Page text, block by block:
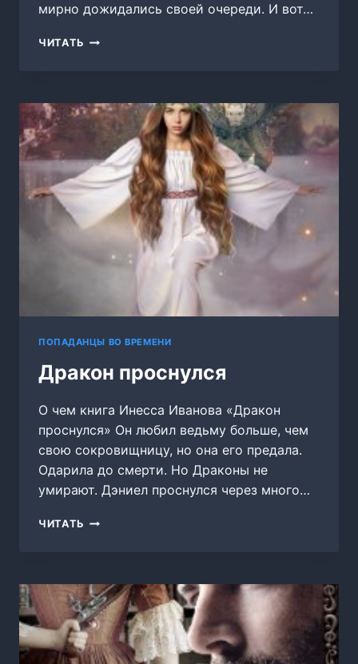
мирно дожидались своей очереди. И вот…
ЧИТАТЬ ЗАЧЕМ
ПОПАДАНЦЫ ВО ВРЕМЕНИ
Дракон проснулся
О чем книга Инесса Иванова «Дракон
проснулся» Он любил ведьму больше, чем
свою сокровищницу, но она его предала.
Одарила до смерти. Но Драконы не
умирают. Дэниел проснулся через много…
ЧИТАТЬ ДРАКОН